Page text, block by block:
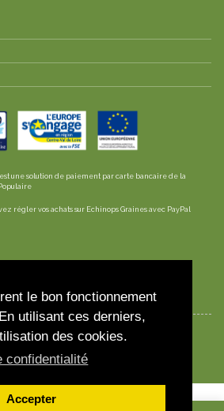
le bon fonctionnement
utilisant ces derniers,
des cookies.
confidentialité
Accepter
est une solution de paiement par carte bancaire de la
régler vos achats sur Echinops Graines avec PayPal